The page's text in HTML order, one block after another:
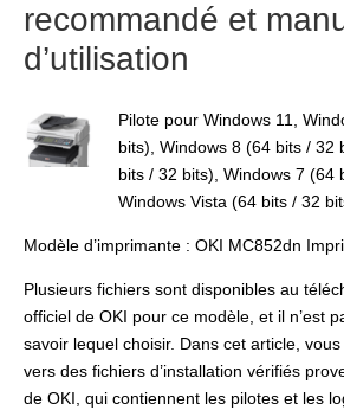
recommandé et
d’utilisation
Pilote pour Windows 11,
bits), Windows 8 (64 bits / 32
bits / 32 bits), Windows 7 (64
Windows Vista (64 bits / 32
Modèle d’imprimante : OKI MC852dn
Plusieurs fichiers sont disponibles au
officiel de OKI pour ce modèle, et il n’est
savoir lequel choisir. Dans cet article,
vers des fichiers d’installation vérifiés
de OKI, qui contiennent les pilotes et les